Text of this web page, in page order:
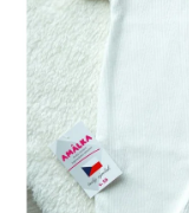
HODNOCENÍ
Kontakty Proč
Tabulka velikostí
Velkoobchod